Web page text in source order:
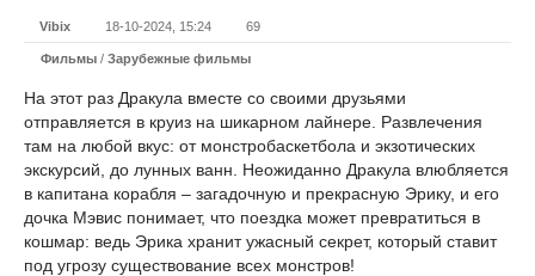
Vibix 18-10-2024, 15:24 69
Фильмы / Зарубежные фильмы
На этот раз Дракула вместе со своими друзьями
отправляется в круиз на шикарном лайнере. Развлечения
там на любой вкус: от монстробаскетбола и экзотических
экскурсий, до лунных ванн. Неожиданно Дракула влюбляется
в капитана корабля – загадочную и прекрасную Эрику, и его
дочка Мэвис понимает, что поездка может превратиться в
кошмар: ведь Эрика хранит ужасный секрет, который ставит
под угрозу существование всех монстров!